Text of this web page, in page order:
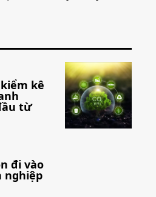
kê
từ
đi vào
nghiệp